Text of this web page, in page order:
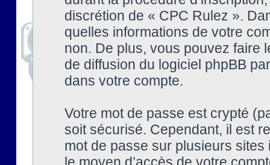
discrétion de « CPC Rulez ».
quelles informations de votre
non. De plus, vous pouvez faire
de diffusion du logiciel phpBB
dans votre compte.
Votre mot de passe est crypté
soit sécurisé. Cependant, il est
mot de passe sur plusieurs